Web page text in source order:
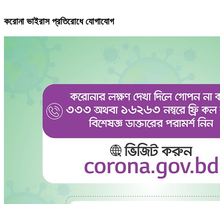
করোনা ভাইরাস প্রতিরোধে যোগাযোগ